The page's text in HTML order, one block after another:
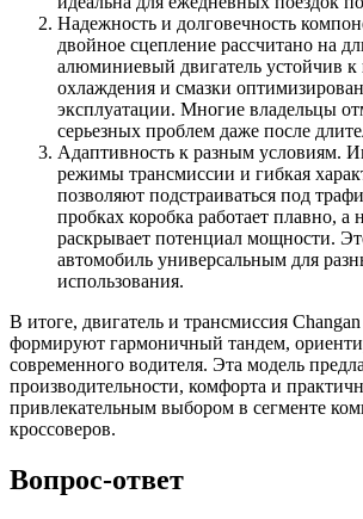
Надежность и долговечность
двойное сцепление рассчитано на
алюминиевый двигатель устойчив к
охлаждения и смазки
эксплуатации. Многие владельцы
серьезных проблем даже после
Адаптивность к разным условиям.
режимы трансмиссии и гибкая
позволяют подстраиваться под
пробках коробка работает плавно, а
раскрывает потенциал мощности.
автомобиль универсальным для
использования.
В итоге, двигатель и трансмиссия
формируют гармоничный тандем,
современного водителя. Эта модель
производительности, комфорта и
привлекательным выбором в сегменте
кроссоверов.
Вопрос-ответ